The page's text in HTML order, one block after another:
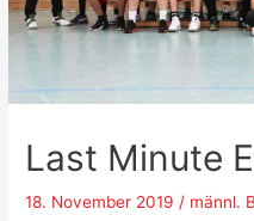
Last Minute
18. November 2019/ männl. B